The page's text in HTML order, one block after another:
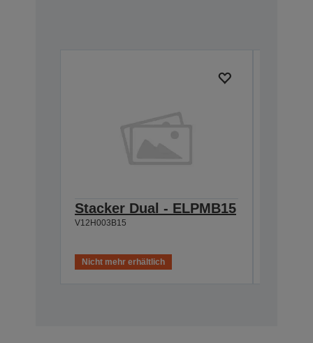
Stacker Dual - ELPMB15
V12H003B15
Nicht mehr erhältlich